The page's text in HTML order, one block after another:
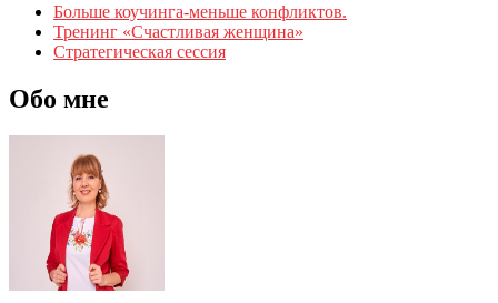
Больше коучинга-меньше конфликтов.
Тренинг «Счастливая женщина»
Стратегическая сессия
Обо мне